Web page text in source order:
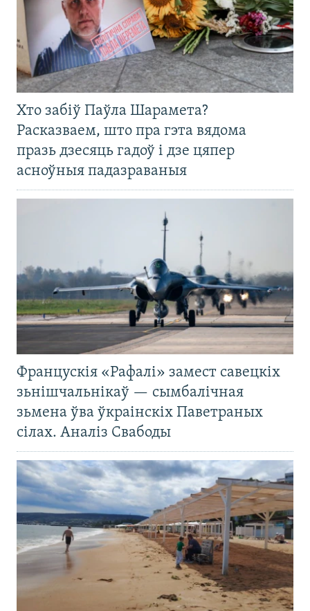
Хто забіў Паўла Шарамета?
Расказваем, што пра гэта вядома
празь дзесяць гадоў і дзе цяпер
асноўныя падазраваныя
Францускія «Рафалі» замест савецкіх
зьнішчальнікаў — сымбалічная
зьмена ўва ўкраінскіх Паветраных
сілах. Аналіз Свабоды